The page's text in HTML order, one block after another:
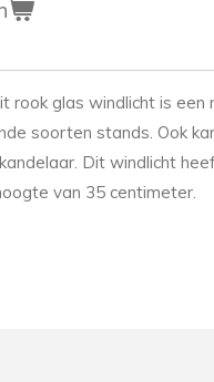
rook glas windlicht is een
soorten stands. Ook
Dit windlicht
van 35 centimeter.